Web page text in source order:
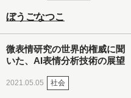
ぼうごなつこ
微表情研究の世界的権威に聞
いた、AI表情分析技術の展望
2021.05.05 社会